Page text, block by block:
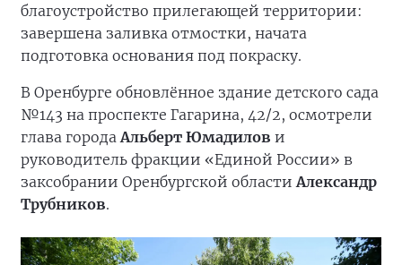
благоустройство прилегающей территории:
завершена заливка отмостки, начата
подготовка основания под покраску.
В Оренбурге обновлённое здание детского сада
№143 на проспекте Гагарина, 42/2, осмотрели
глава города Альберт Юмадилов и
руководитель фракции «Единой России» в
заксобрании Оренбургской области Александр
Трубников.